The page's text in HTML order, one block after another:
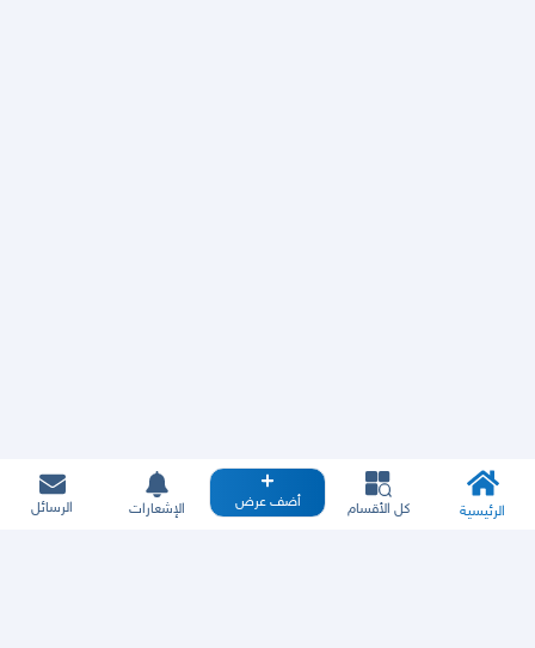
الرئيسية كل الأقسام أضف عرض الإشعارات الرسائل